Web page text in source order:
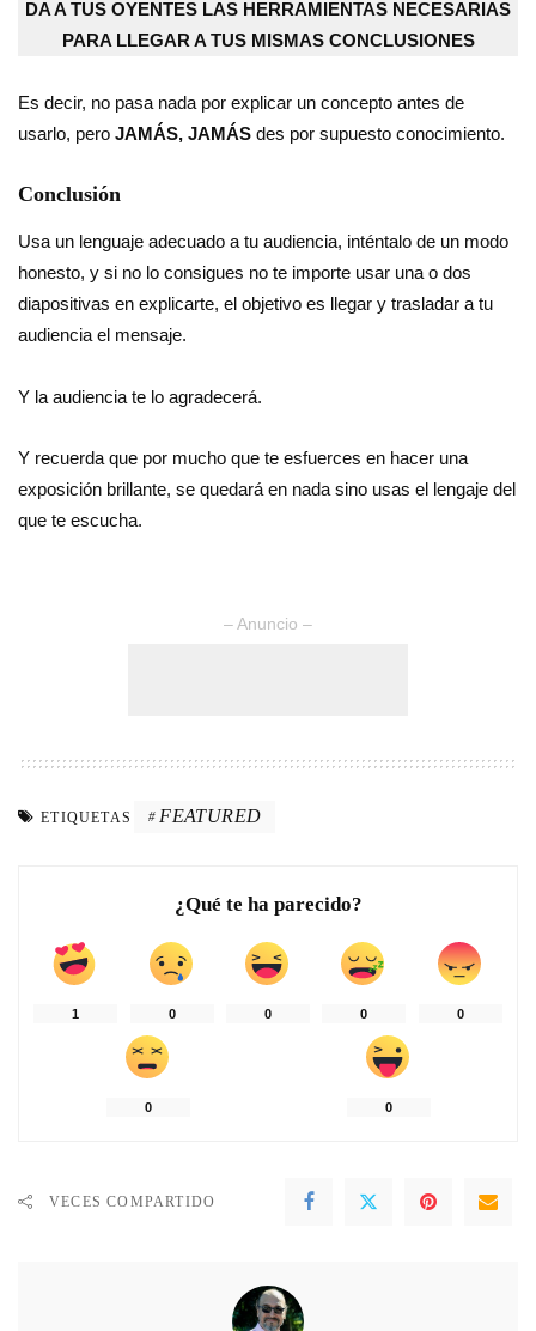
DA A TUS OYENTES LAS HERRAMIENTAS NECESARIAS
PARA LLEGAR A TUS MISMAS CONCLUSIONES
Es decir, no pasa nada por explicar un concepto antes de
usarlo, pero JAMÁS, JAMÁS des por supuesto conocimiento.
Conclusión
Usa un lenguaje adecuado a tu audiencia, inténtalo de un modo
honesto, y si no lo consigues no te importe usar una o dos
diapositivas en explicarte, el objetivo es llegar y trasladar a tu
audiencia el mensaje.
Y la audiencia te lo agradecerá.
Y recuerda que por mucho que te esfuerces en hacer una
exposición brillante, se quedará en nada sino usas el lengaje del
que te escucha.
– Anuncio –
ETIQUETAS FEATURED
¿Qué te ha parecido?
1 0 0 0 0
0 0
VECES COMPARTIDO